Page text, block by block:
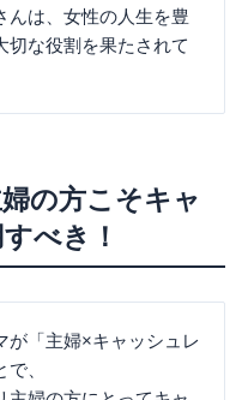
んは、女性の人生を豊
切な役割を果たされて
の方こそキャ
べき！
が「主婦×キャッシュレ
、